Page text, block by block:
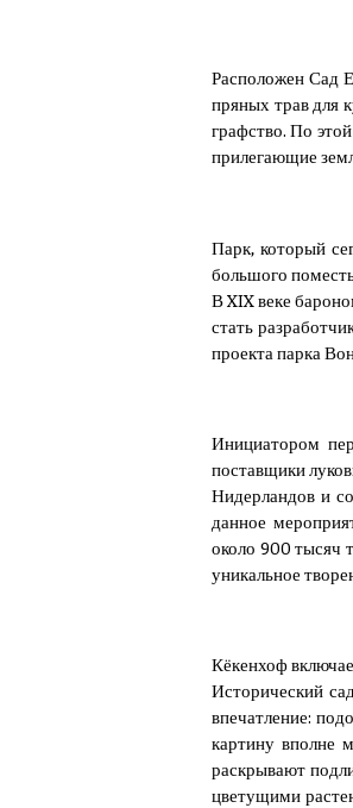
Расположен Сад
пряных трав для
графство. По
прилегающие
Парк, который
большого
В XIX веке
стать
проекта парка
Инициатором
поставщики
Нидерландов и
данное
около 900 тысяч
уникальное
Кёкенхоф
Исторический
впечатление:
картину вполне
раскрывают
цветущими